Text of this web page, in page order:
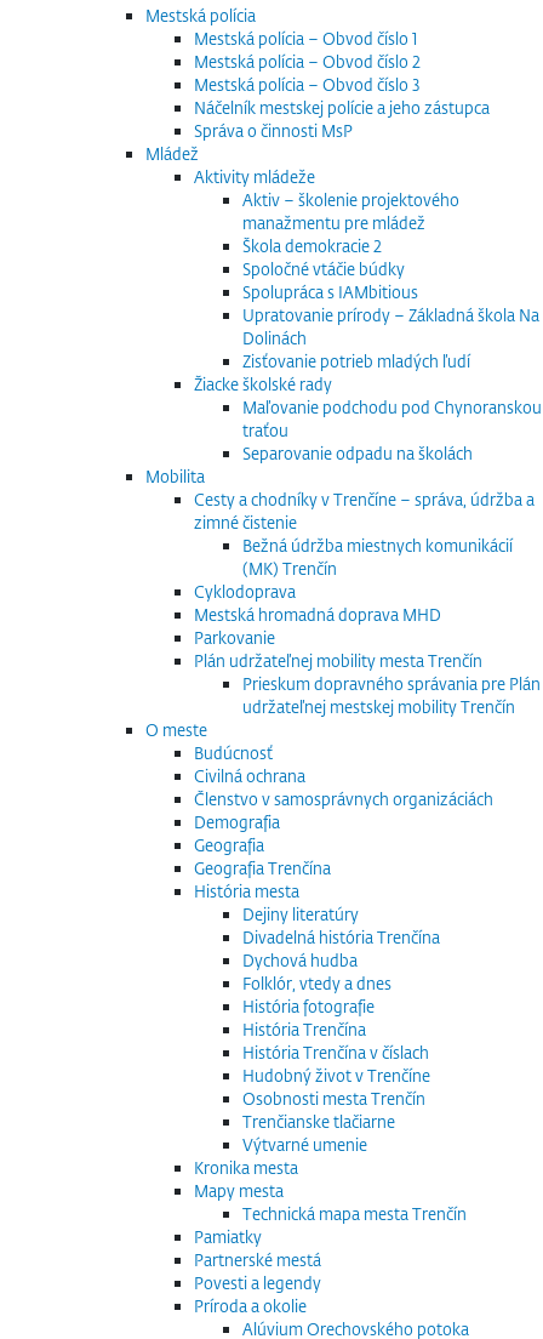
Mestská polícia
Mestská polícia – Obvod číslo 1
Mestská polícia – Obvod číslo 2
Mestská polícia – Obvod číslo 3
Náčelník mestskej polície a jeho zástupca
Správa o činnosti MsP
Mládež
Aktivity mládeže
Aktiv – školenie projektového
manažmentu pre mládež
Škola demokracie 2
Spoločné vtáčie búdky
Spolupráca s IAMbitious
Upratovanie prírody – Základná škola Na
Dolinách
Zisťovanie potrieb mladých ľudí
Žiacke školské rady
Maľovanie podchodu pod Chynoranskou
traťou
Separovanie odpadu na školách
Mobilita
Cesty a chodníky v Trenčíne – správa, údržba a
zimné čistenie
Bežná údržba miestnych komunikácií
(MK) Trenčín
Cyklodoprava
Mestská hromadná doprava MHD
Parkovanie
Plán udržateľnej mobility mesta Trenčín
Prieskum dopravného správania pre Plán
udržateľnej mestskej mobility Trenčín
O meste
Budúcnosť
Civilná ochrana
Členstvo v samosprávnych organizáciách
Demografia
Geografia
Geografia Trenčína
História mesta
Dejiny literatúry
Divadelná história Trenčína
Dychová hudba
Folklór, vtedy a dnes
História fotografie
História Trenčína
História Trenčína v číslach
Hudobný život v Trenčíne
Osobnosti mesta Trenčín
Trenčianske tlačiarne
Výtvarné umenie
Kronika mesta
Mapy mesta
Technická mapa mesta Trenčín
Pamiatky
Partnerské mestá
Povesti a legendy
Príroda a okolie
Alúvium Orechovského potoka